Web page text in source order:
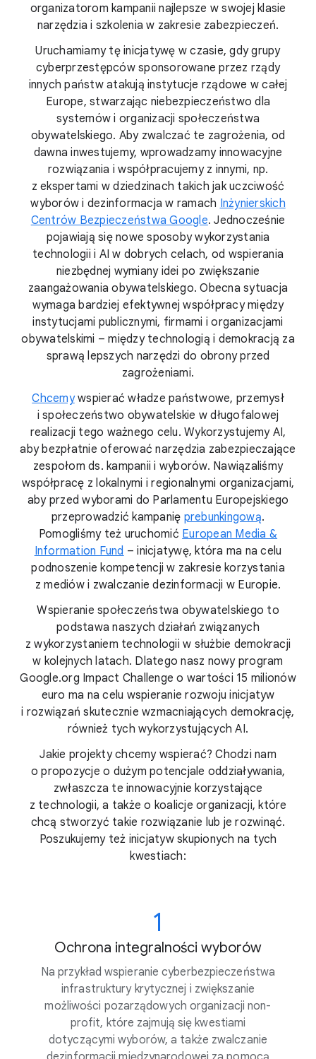
organizatorom kampanii najlepsze w swojej klasie
narzędzia i szkolenia w zakresie zabezpieczeń.
Uruchamiamy tę inicjatywę w czasie, gdy grupy
cyberprzestępców sponsorowane przez rządy
innych państw atakują instytucje rządowe w całej
Europe, stwarzając niebezpieczeństwo dla
systemów i organizacji społeczeństwa
obywatelskiego. Aby zwalczać te zagrożenia, od
dawna inwestujemy, wprowadzamy innowacyjne
rozwiązania i współpracujemy z innymi, np.
z ekspertami w dziedzinach takich jak uczciwość
wyborów i dezinformacja w ramach Inżynierskich
Centrów Bezpieczeństwa Google. Jednocześnie
pojawiają się nowe sposoby wykorzystania
technologii i AI w dobrych celach, od wspierania
niezbędnej wymiany idei po zwiększanie
zaangażowania obywatelskiego. Obecna sytuacja
wymaga bardziej efektywnej współpracy między
instytucjami publicznymi, firmami i organizacjami
obywatelskimi – między technologią i demokracją za
sprawą lepszych narzędzi do obrony przed
zagrożeniami.
Chcemywspierać władze państwowe, przemysł
i społeczeństwo obywatelskie w długofalowej
realizacji tego ważnego celu. Wykorzystujemy AI,
aby bezpłatnie oferować narzędzia zabezpieczające
zespołom ds. kampanii i wyborów. Nawiązaliśmy
współpracę z lokalnymi i regionalnymi organizacjami,
aby przed wyborami do Parlamentu Europejskiego
przeprowadzić kampanię prebunkingową.
Pomogliśmy też uruchomić European Media &
Information Fund – inicjatywę, która ma na celu
podnoszenie kompetencji w zakresie korzystania
z mediów i zwalczanie dezinformacji w Europie.
Wspieranie społeczeństwa obywatelskiego to
podstawa naszych działań związanych
z wykorzystaniem technologii w służbie demokracji
w kolejnych latach. Dlatego nasz nowy program
Google.org Impact Challenge o wartości 15 milionów
euro ma na celu wspieranie rozwoju inicjatyw
i rozwiązań skutecznie wzmacniających demokrację,
również tych wykorzystujących AI.
Jakie projekty chcemy wspierać? Chodzi nam
o propozycje o dużym potencjale oddziaływania,
zwłaszcza te innowacyjnie korzystające
z technologii, a także o koalicje organizacji, które
chcą stworzyć takie rozwiązanie lub je rozwinąć.
Poszukujemy też inicjatyw skupionych na tych
kwestiach:
1
Ochrona integralności wyborów
Na przykład wspieranie cyberbezpieczeństwa
infrastruktury krytycznej i zwiększanie
możliwości pozarządowych organizacji non-
profit, które zajmują się kwestiami
dotyczącymi wyborów, a także zwalczanie